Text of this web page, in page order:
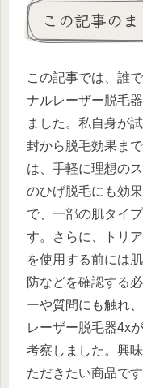
この記事の
この記事では、誰
ナルレーザー脱毛
ました。私自身が
封から脱毛効果ま
は、手軽に理想の
のひげ脱毛にも効
で、一部の肌タイ
す。さらに、トリ
を使用する前には
防などを確認する
ーや質問にも触れ
レーザー脱毛器4x
考察しました。興
ただきたい商品です